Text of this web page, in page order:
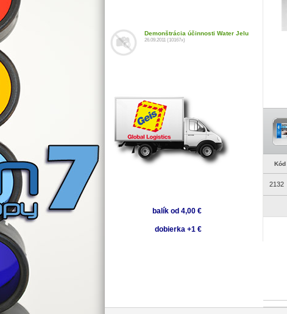
Kód
2132
Demonštrácia účinnosti Water Jelu
26.09.2011 (10167x)
balík od 4,00 €
dobierka +1 €